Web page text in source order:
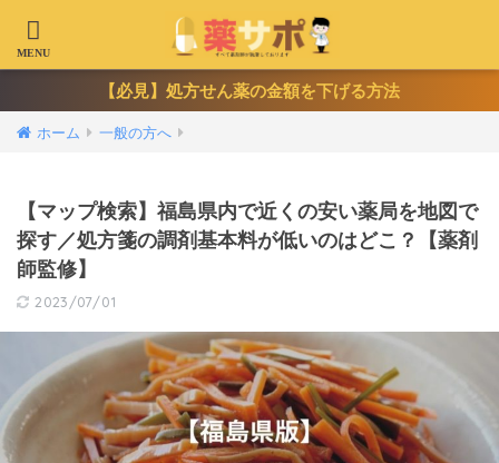
【必見】処方せん薬の金額を下げる方法
ホーム 一般の方へ
【マップ検索】福島県内で近くの安い薬局を地図で
探す／処方箋の調剤基本料が低いのはどこ？【薬剤
師監修】
2023/07/01